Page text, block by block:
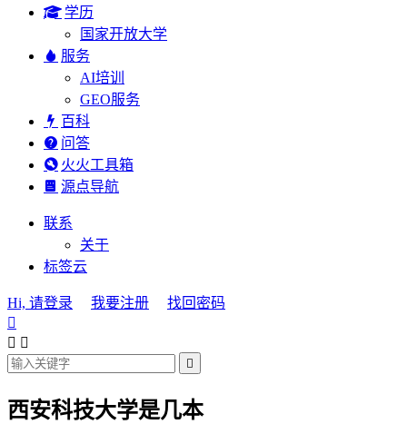
学历
国家开放大学
服务
AI培训
GEO服务
百科
问答
火火工具箱
源点导航
联系
关于
标签云
Hi, 请登录 我要注册
找回密码

 

西安科技大学是几本